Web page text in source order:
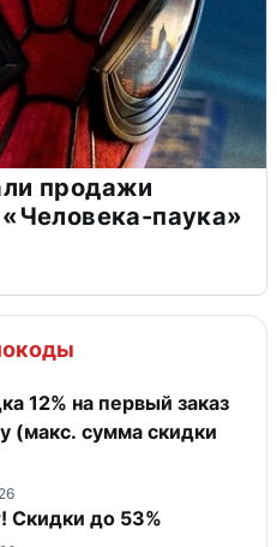
продажи
паука»
12% на первый заказ
(макс. сумма скидки
Скидки до 53%